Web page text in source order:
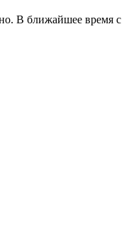
В ближайшее время